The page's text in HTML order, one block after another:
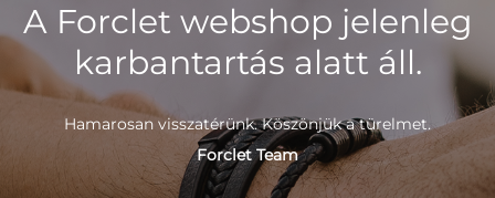
A Forclet webshop jelenleg
karbantartás alatt áll.
Hamarosan visszatérünk. Köszönjük a türelmet.
Forclet Team